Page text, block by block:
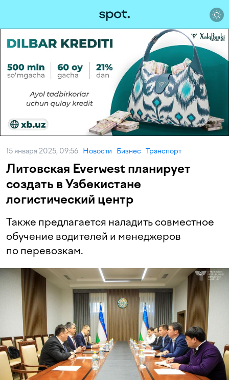
15 января 2025, 09:56 Новости Бизнес Транспорт
Литовская Everwest планирует
создать в Узбекистане
логистический центр
Также предлагается наладить совместное
обучение водителей и менеджеров
по перевозкам.